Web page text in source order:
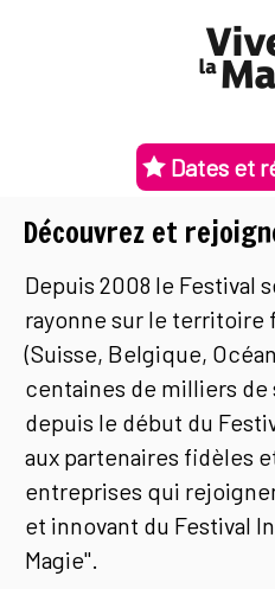
Dates et
Découvrez et
Depuis 2008 le Festival
rayonne sur le territoire
(Suisse, Belgique,
centaines de milliers
depuis le début du
aux partenaires fidèles
entreprises qui
et innovant du Festival
Magie".